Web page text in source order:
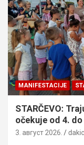
MANIFESTACIJE
STARČEVO:
očekuje od 4.
3. август 2026.